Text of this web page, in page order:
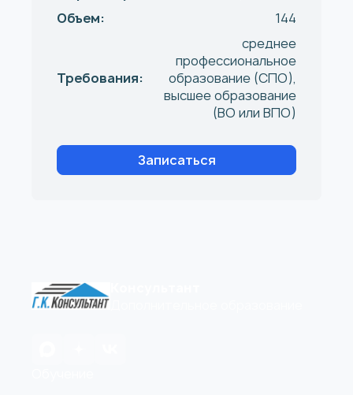
Объем:
144
Требования:
среднее
профессиональное
образование (СПО),
высшее образование
(ВО или ВПО)
Записаться